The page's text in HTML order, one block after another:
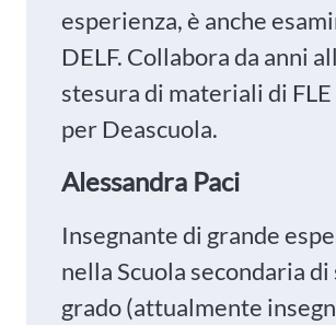
esperienza, è anche
DELF. Collabora da anni
stesura di materiali di FLE
per Deascuola.
Alessandra Paci
Insegnante di grande
nella Scuola secondaria di
grado (attualmente